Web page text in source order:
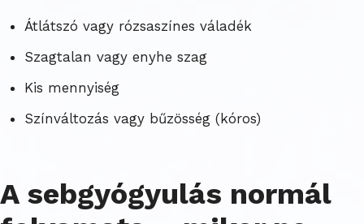
Átlátszó vagy rózsaszínes váladék
Szagtalan vagy enyhe szag
Kis mennyiség
Színváltozás vagy bűzösség (kóros)
A sebgyógyulás normál